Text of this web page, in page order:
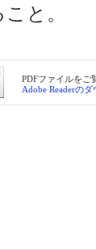
と。
PDFファイルをご
Adobe Readerの